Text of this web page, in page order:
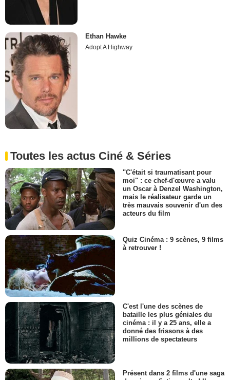
Ethan Hawke
Adopt A Highway
Toutes les actus Ciné & Séries
"C'était si traumatisant pour
moi" : ce chef-d'œuvre a valu
un Oscar à Denzel Washington,
mais le réalisateur garde un
très mauvais souvenir d'un des
acteurs du film
Quiz Cinéma : 9 scènes, 9 films
à retrouver !
C'est l'une des scènes de
bataille les plus géniales du
cinéma : il y a 25 ans, elle a
donné des frissons à des
millions de spectateurs
Présent dans 2 films d'une saga